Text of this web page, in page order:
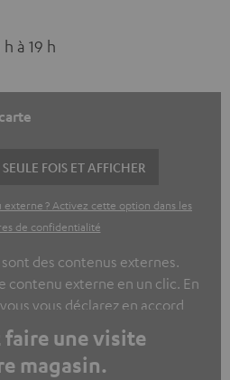
à 19 h
FOIS ET AFFICHER
? Activez cette option dans les
de confidentialité
des contenus externes.
contenu externe en un clic. En
vous déclarez en accord
extérieur vous soit montré.
peuvent être collectées et
Pour plus
faire une visite
magasin.